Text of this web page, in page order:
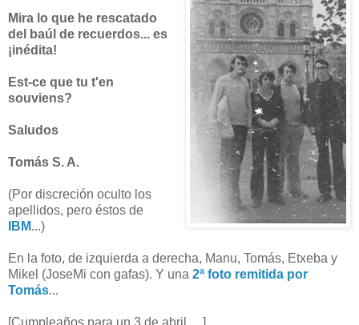
Mira lo que he rescatado
del baúl de recuerdos... es
¡inédita!
Est-ce que tu t'en
souviens?
Saludos
Tomás S. A.
(Por discreción oculto los
apellidos, pero éstos de
IBM...)
En la foto, de izquierda a derecha, Manu, Tomás, Etxeba y
Mikel (JoseMi con gafas). Y una 2ª foto remitida por
Tomás...
[Cumpleaños para un 3 de abril,....]